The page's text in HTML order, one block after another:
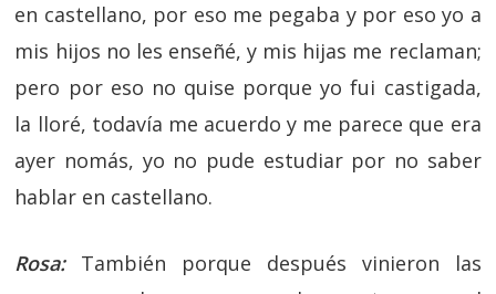
en castellano, por eso me pegaba y por eso yo a
mis hijos no les enseñé, y mis hijas me reclaman;
pero por eso no quise porque yo fui castigada,
la lloré, todavía me acuerdo y me parece que era
ayer nomás, yo no pude estudiar por no saber
hablar en castellano.
Rosa:También porque después vinieron las